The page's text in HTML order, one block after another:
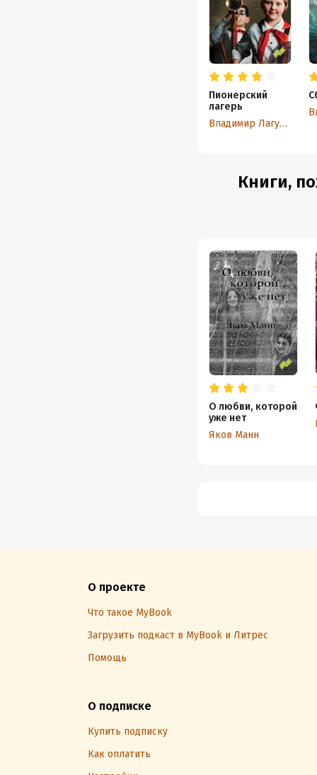
Пионерский
лагерь
Владимир Лагутин
Книги,
О любви, которой
уже нет
Яков Манн
О проекте
Что такое MyBook
Загрузить подкаст в MyBook и Литрес
Помощь
О подписке
Купить подписку
Как оплатить